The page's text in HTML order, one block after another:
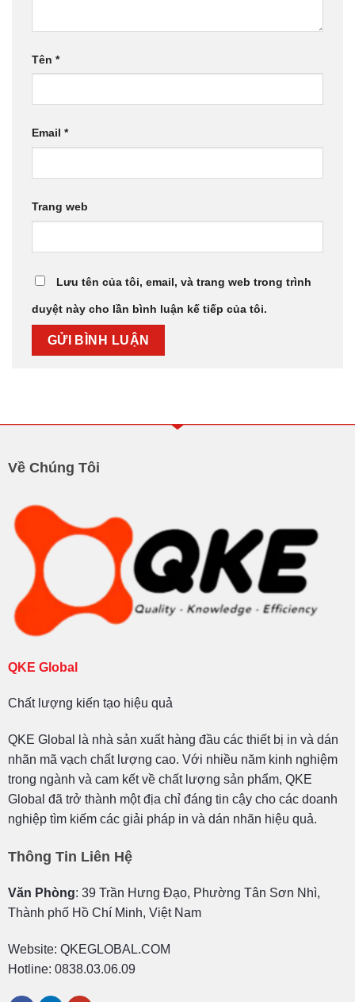
Tên *
Email *
Trang web
Lưu tên của tôi, email, và trang web trong trình
duyệt này cho lần bình luận kế tiếp của tôi.
Về Chúng Tôi
QKE Global
Chất lượng kiến tạo hiệu quả
QKE Global là nhà sản xuất hàng đầu các thiết bị in và dán
nhãn mã vạch chất lượng cao. Với nhiều năm kinh nghiệm
trong ngành và cam kết về chất lượng sản phẩm, QKE
Global đã trở thành một địa chỉ đáng tin cậy cho các doanh
nghiệp tìm kiếm các giải pháp in và dán nhãn hiệu quả.
Thông Tin Liên Hệ
Văn Phòng: 39 Trần Hưng Đạo, Phường Tân Sơn Nhì,
Thành phố Hồ Chí Minh, Việt Nam
Website: QKEGLOBAL.COM
Hotline: 0838.03.06.09